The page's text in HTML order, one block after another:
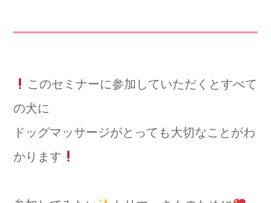
このセミナーに参加していただくとすべて
の犬に
ドッグマッサージがとっても大切なことがわ
かります